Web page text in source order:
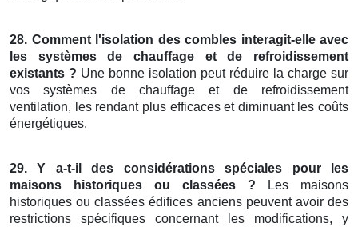
28. Comment l'isolation des combles interagit-elle avec
les systèmes de chauffage et de refroidissement
existants ? Une bonne isolation peut réduire la charge sur
vos systèmes de chauffage et de refroidissement
ventilation, les rendant plus efficaces et diminuant les coûts
énergétiques.
29. Y a-t-il des considérations spéciales pour les
maisons historiques ou classées ? Les maisons
historiques ou classées édifices anciens peuvent avoir des
restrictions spécifiques concernant les modifications, y